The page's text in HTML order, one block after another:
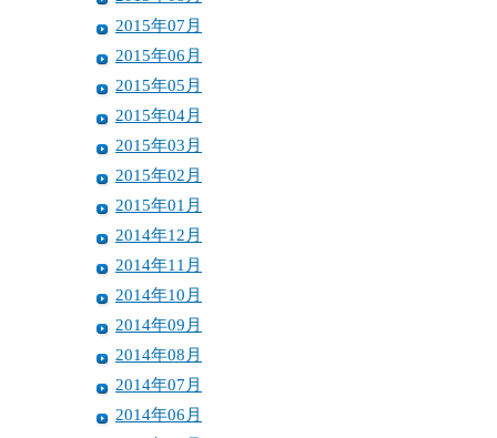
2015年07月
2015年06月
2015年05月
2015年04月
2015年03月
2015年02月
2015年01月
2014年12月
2014年11月
2014年10月
2014年09月
2014年08月
2014年07月
2014年06月